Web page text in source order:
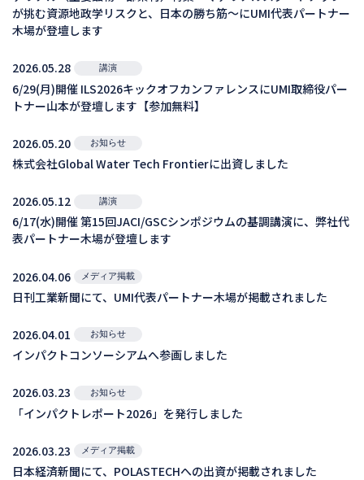
が挑む資源地政学リスクと、日本の勝ち筋～にUMI代表パートナー
木場が登壇します
2026.05.28 講演
6/29(月)開催 ILS2026キックオフカンファレンスにUMI取締役パー
トナー山本が登壇します【参加無料】
2026.05.20 お知らせ
株式会社Global Water Tech Frontierに出資しました
2026.05.12 講演
6/17(水)開催 第15回JACI/GSCシンポジウムの基調講演に、弊社代
表パートナー木場が登壇します
2026.04.06 メディア掲載
日刊工業新聞にて、UMI代表パートナー木場が掲載されました
2026.04.01 お知らせ
インパクトコンソーシアムへ参画しました
2026.03.23 お知らせ
「インパクトレポート2026」を発行しました
2026.03.23 メディア掲載
日本経済新聞にて、POLASTECHへの出資が掲載されました